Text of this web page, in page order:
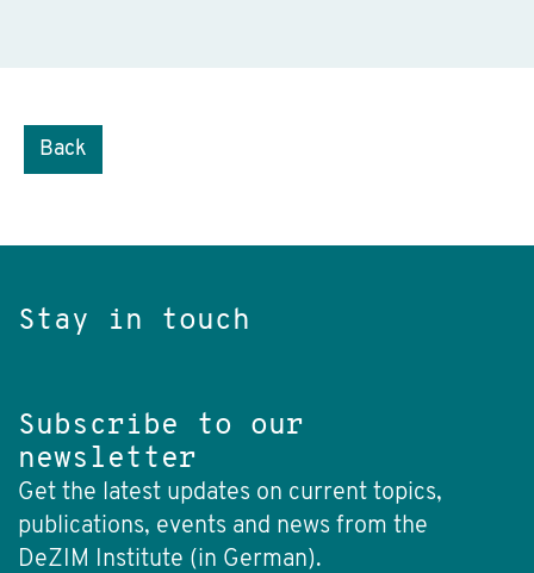
Back
Stay in touch
Subscribe to our
newsletter
Get the latest updates on current topics,
publications, events and news from the
DeZIM Institute (in German).